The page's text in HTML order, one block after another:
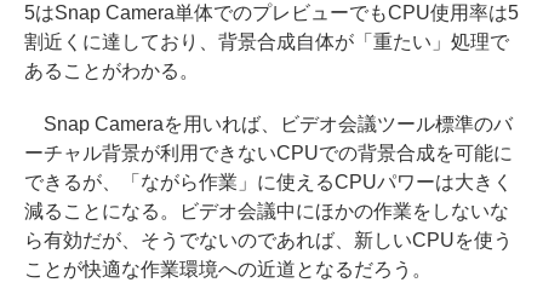
5はSnap Camera単体でのプレビューでもCPU使用率は5
割近くに達しており、背景合成自体が「重たい」処理で
あることがわかる。
Snap Cameraを用いれば、ビデオ会議ツール標準のバ
ーチャル背景が利用できないCPUでの背景合成を可能に
できるが、「ながら作業」に使えるCPUパワーは大きく
減ることになる。ビデオ会議中にほかの作業をしないな
ら有効だが、そうでないのであれば、新しいCPUを使う
ことが快適な作業環境への近道となるだろう。